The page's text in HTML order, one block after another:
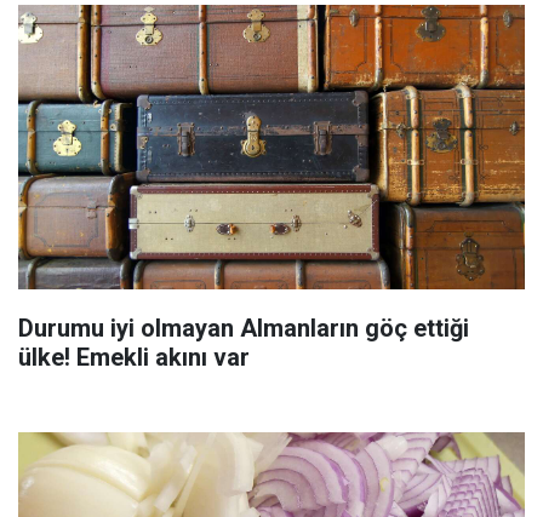
Durumu iyi olmayan Almanların göç ettiği
ülke! Emekli akını var